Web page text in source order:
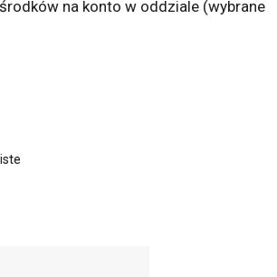
środków na konto w oddziale (wybrane